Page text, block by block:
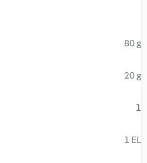
80 g
20 g
1
1 EL